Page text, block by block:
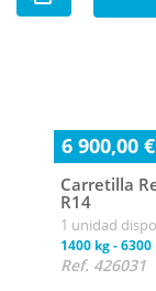
6 900,00 €
Carretilla
R14
1 unidad
1400 kg-6300
Ref. 426031